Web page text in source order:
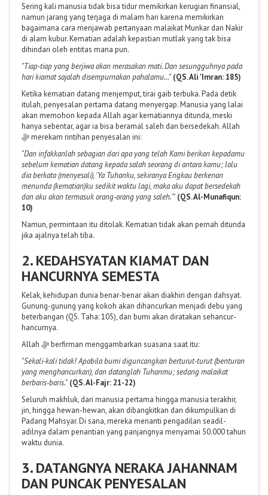
Sering kali manusia tidak bisa tidur memikirkan kerugian finansial,
namun jarang yang terjaga di malam hari karena memikirkan
bagaimana cara menjawab pertanyaan malaikat Munkar dan Nakir
di alam kubur. Kematian adalah kepastian mutlak yang tak bisa
dihindari oleh entitas mana pun.
"Tiap-tiap yang berjiwa akan merasakan mati. Dan sesungguhnya pada
hari kiamat sajalah disempurnakan pahalamu..." (QS. Ali 'Imran: 185)
Ketika kematian datang menjemput, tirai gaib terbuka. Pada detik
itulah, penyesalan pertama datang menyergap. Manusia yang lalai
akan memohon kepada Allah agar kematiannya ditunda, meski
hanya sebentar, agar ia bisa beramal saleh dan bersedekah. Allah
ﷻ merekam rintihan penyesalan ini:
"Dan infakkanlah sebagian dari apa yang telah Kami berikan kepadamu
sebelum kematian datang kepada salah seorang di antara kamu; lalu
dia berkata (menyesali), 'Ya Tuhanku, sekiranya Engkau berkenan
menunda (kematian)ku sedikit waktu lagi, maka aku dapat bersedekah
dan aku akan termasuk orang-orang yang saleh.'" (QS. Al-Munafiqun:
10)
Namun, permintaan itu ditolak. Kematian tidak akan pernah ditunda
jika ajalnya telah tiba.
2. KEDAHSYATAN KIAMAT DAN
HANCURNYA SEMESTA
Kelak, kehidupan dunia benar-benar akan diakhiri dengan dahsyat.
Gunung-gunung yang kokoh akan dihancurkan menjadi debu yang
beterbangan (QS. Taha: 105), dan bumi akan diratakan sehancur-
hancurnya.
Allah ﷻ berfirman menggambarkan suasana saat itu:
"Sekali-kali tidak! Apabila bumi diguncangkan berturut-turut (benturan
yang menghancurkan), dan datanglah Tuhanmu; sedang malaikat
berbaris-baris." (QS. Al-Fajr: 21-22)
Seluruh makhluk, dari manusia pertama hingga manusia terakhir,
jin, hingga hewan-hewan, akan dibangkitkan dan dikumpulkan di
Padang Mahsyar. Di sana, mereka menanti pengadilan seadil-
adilnya dalam penantian yang panjangnya menyamai 50.000 tahun
waktu dunia.
3. DATANGNYA NERAKA JAHANNAM
DAN PUNCAK PENYESALAN